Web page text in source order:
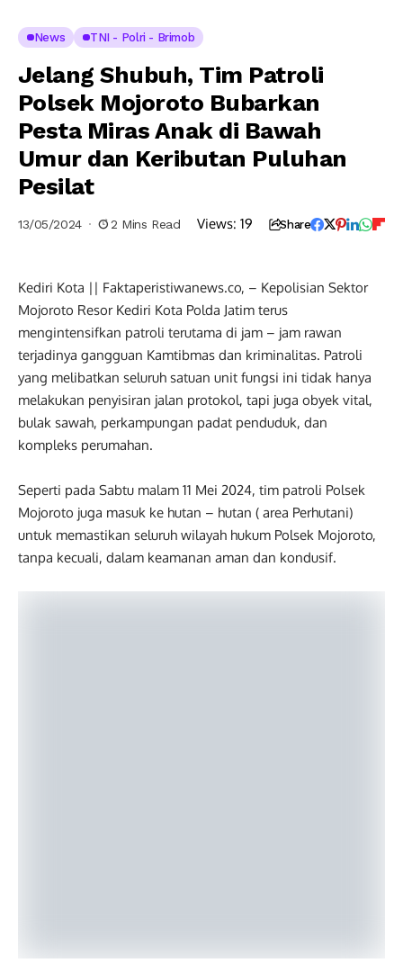
News TNI - Polri - Brimob
Jelang Shubuh, Tim Patroli
Polsek Mojoroto Bubarkan
Pesta Miras Anak di Bawah
Umur dan Keributan Puluhan
Pesilat
13/05/2024 2 Mins Read Views: 19 Share
Kediri Kota || Faktaperistiwanews.co, – Kepolisian Sektor
Mojoroto Resor Kediri Kota Polda Jatim terus
mengintensifkan patroli terutama di jam – jam rawan
terjadinya gangguan Kamtibmas dan kriminalitas. Patroli
yang melibatkan seluruh satuan unit fungsi ini tidak hanya
melakukan penyisiran jalan protokol, tapi juga obyek vital,
bulak sawah, perkampungan padat penduduk, dan
kompleks perumahan.
Seperti pada Sabtu malam 11 Mei 2024, tim patroli Polsek
Mojoroto juga masuk ke hutan – hutan ( area Perhutani)
untuk memastikan seluruh wilayah hukum Polsek Mojoroto,
tanpa kecuali, dalam keamanan aman dan kondusif.